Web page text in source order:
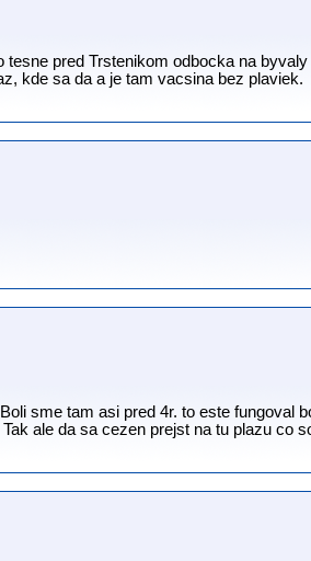
tesne pred Trstenikom odbocka na
kde sa da a je tam vacsina bez plaviek.
sme tam asi pred 4r. to este fungoval
ale da sa cezen prejst na tu plazu co